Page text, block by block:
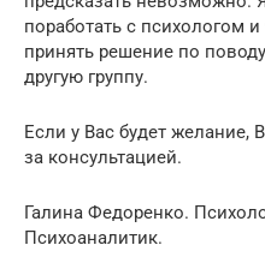
поработать с психологом
принять решение по
другую группу.
Если у Вас будет желание,
за консультацией.
Галина Федоренко.
Психоаналитик.